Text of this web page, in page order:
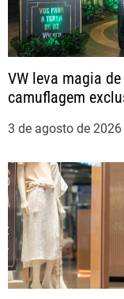
s
t
VW leva magia
camuflagem
3 de agosto de 2026